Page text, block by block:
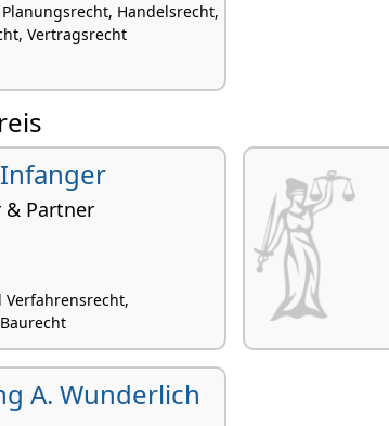
Handelsrecht,
Vertragsrecht
Partner
Verfahrensrecht,
A. Wunderlich